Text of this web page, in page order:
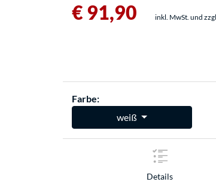
€ 91,90 inkl. MwSt. und
Farbe:
weiß
Details